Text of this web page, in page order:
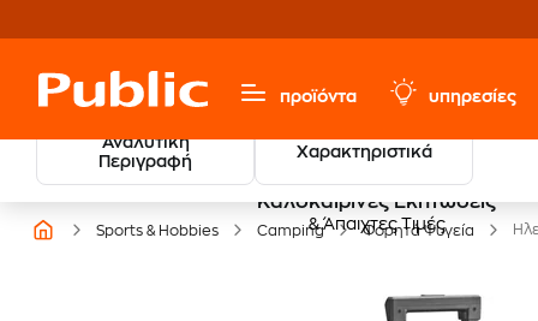
προϊόντα υπηρεσίες
Αναλυτική
Περιγραφή
Χαρακτηριστικά
Καλοκαιρινές Εκπτώσεις
& Άπαιχτες Τιμές
Sports & Hobbies Camping Φορητά Ψυγεία